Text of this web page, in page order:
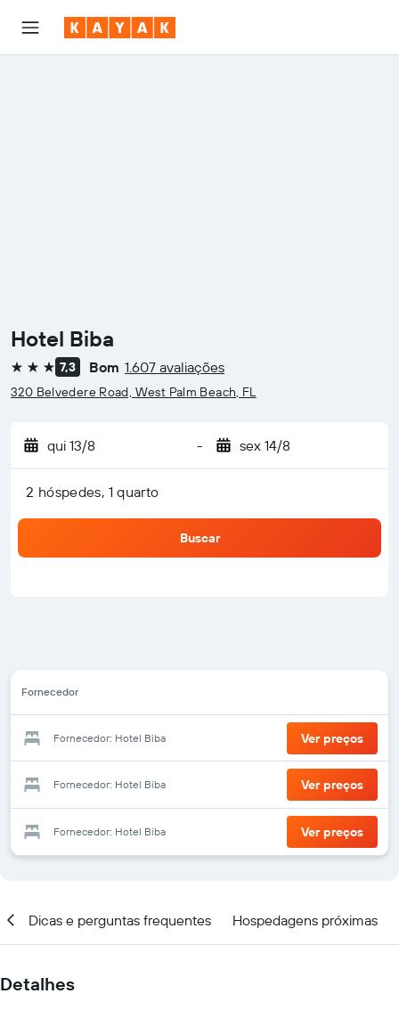
Hotel Biba
3 estrelas7,3 Bom 1.607 avaliações
320 Belvedere Road, West Palm Beach, FL
qui 13/8 - sex 14/8
2 hóspedes, 1 quarto
Buscar
Fornecedor
Fornecedor: Hotel Biba Ver preços
Fornecedor: Hotel Biba Ver preços
Fornecedor: Hotel Biba Ver preços
Dicas e perguntas frequentes Hospedagens próximas
Detalhes